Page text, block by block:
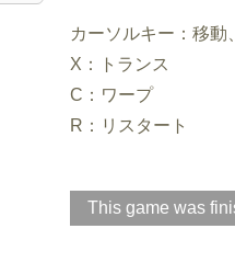
カーソルキー：移
X：トランス
C：ワープ
R：リスタート
This game was